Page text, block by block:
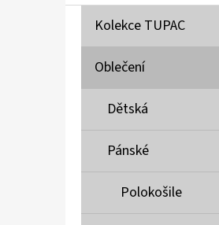
Přeskočit
K Kolekce TUPAC
Oblečení
Dětská
Pánské
Polokošile